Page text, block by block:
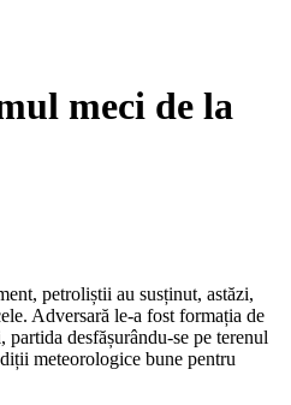
meci de la
petroliștii au susținut, astăzi,
Adversară le-a fost formația de
desfășurându-se pe terenul
meteorologice bune pentru